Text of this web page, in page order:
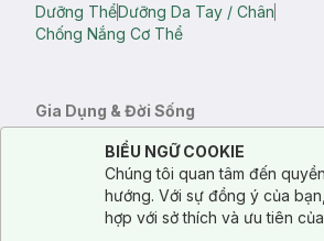
Dưỡng ThểDưỡng Da Tay / Chân
Chống Nắng Cơ Thể
Gia Dụng & Đời Sống
Bông Tắm / Phụ Kiện Tắm
Phụ Kiện Điện Thoại Quạt Cầm Tay /
Khử Mùi / Làm Thơm PhòngNước Giặt
Cookie Consent
Notice about cookies usage
BIỂU NGỮ COOKIE
Chúng tôi quan tâm đến
hướng. Với sự đồng ý của
hợp với sở thích và ưu tiên